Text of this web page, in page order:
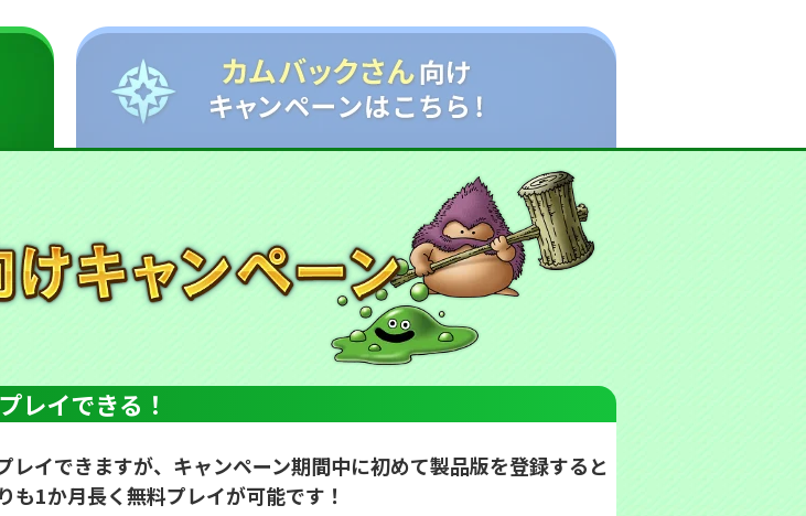
イできる！
イできますが、キャンペーン期間中に初めて製品版を登録すると
1か月長く無料プレイが可能です！